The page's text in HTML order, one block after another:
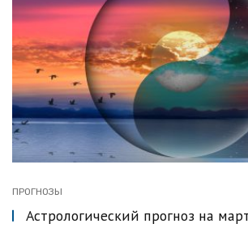
ПРОГНОЗЫ
Астрологический прогноз на